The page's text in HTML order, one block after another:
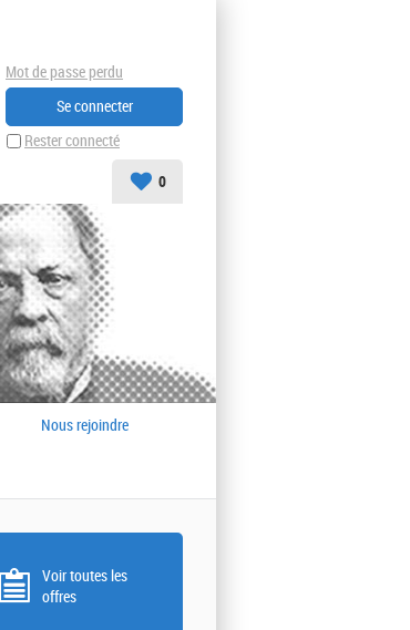
Rester connecté
Mot de passe perdu
0
Nous rejoindre
Voir toutes les
offres